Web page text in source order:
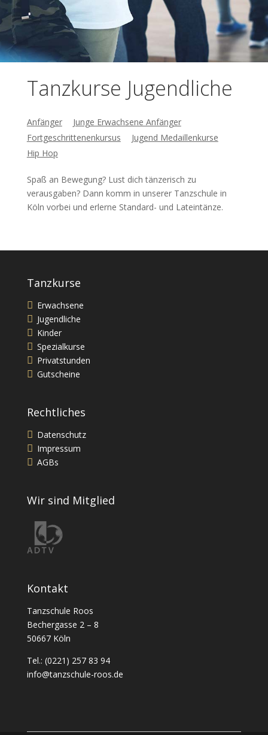
Tanzkurse Jugendliche
Anfänger
Junge Erwachsene Anfänger
Fortgeschrittenenkursus
Jugend Medaillenkurse
Hip Hop
Spaß an Bewegung? Lust dich tänzerisch zu
verausgaben? Dann komm in unserer Tanzschule in
Köln vorbei und erlerne Standard- und Lateintänze.
Tanzkurse
Erwachsene
Jugendliche
Kinder
Spezialkurse
Privatstunden
Gutscheine
Rechtliches
Datenschutz
Impressum
AGBs
Wir sind Mitglied
Kontakt
Tanzschule Roos
Bechergasse 2 – 8
50667 Köln
Tel.: (0221) 257 83 94
info@tanzschule-roos.de